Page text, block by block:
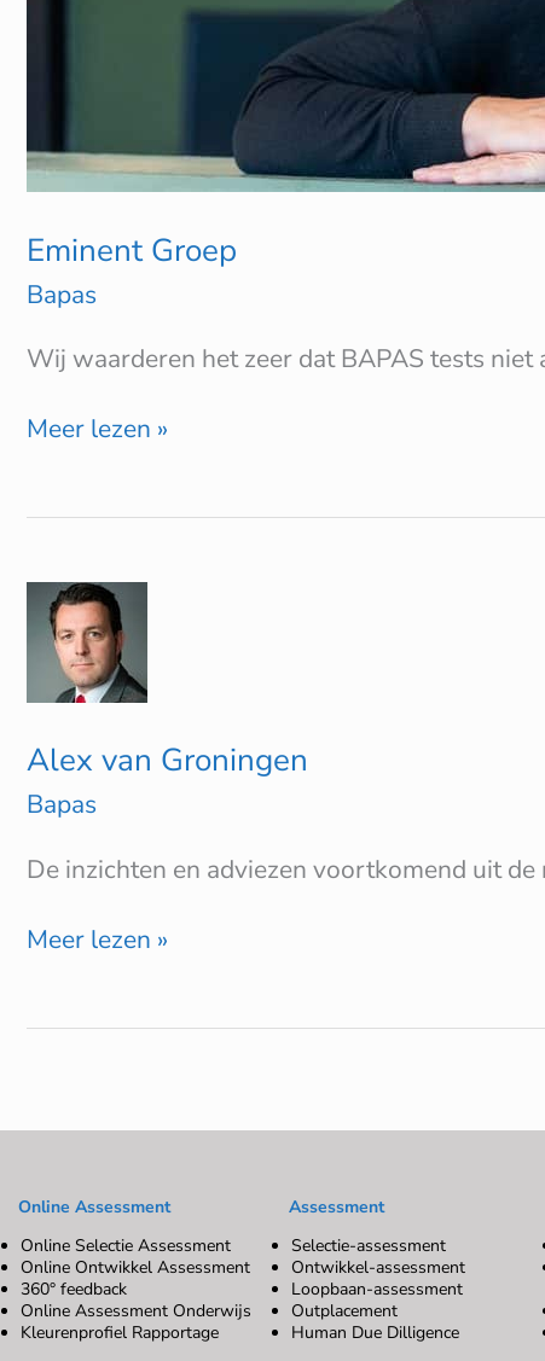
Eminent Groep
Bapas
Wij waarderen het zeer dat BAPAS tests
Meer lezen »
Alex van Groningen
Bapas
De inzichten en adviezen voortkomend uit
Alex
van
Groningen
Meer lezen »
Online Assessment
Online Selectie Assessment
Online Ontwikkel Assessment
360° feedback
Online Assessment Onderwijs
Kleurenprofiel Rapportage
Assessment
Selectie-assessment
Ontwikkel-assessment
Loopbaan-assessment
Outplacement
Human Due Dilligence